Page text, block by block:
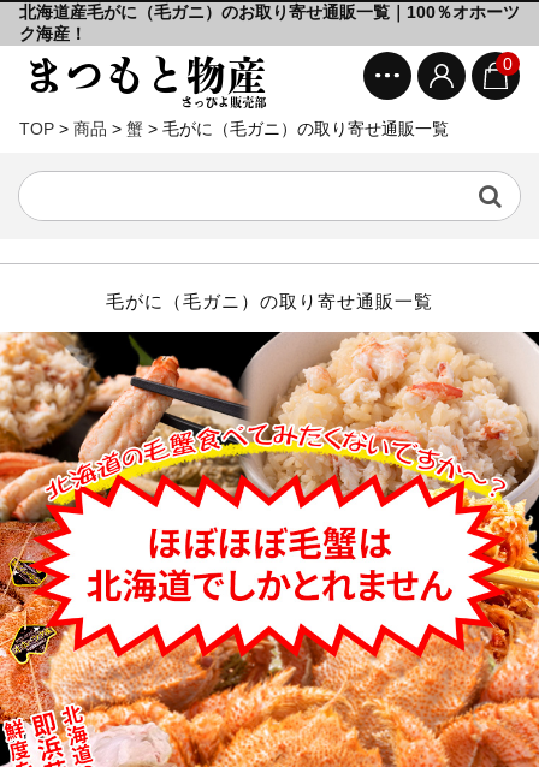
北海道産毛がに（毛ガニ）のお取り寄せ通販一覧｜100％オホーツ
ク海産！
0
TOP > 商品 > 蟹 > 毛がに（毛ガニ）の取り寄せ通販一覧
毛がに（毛ガニ）の取り寄せ通販一覧